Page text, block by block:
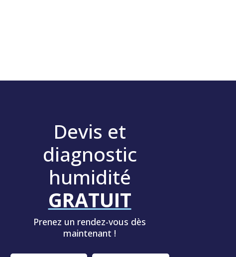
Devis et
diagnostic
humidité
GRATUIT
Prenez un rendez-vous dès
maintenant !